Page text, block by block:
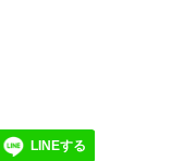
LINEする